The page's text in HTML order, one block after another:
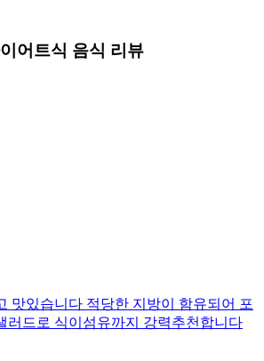
어트식 음식 리뷰
맛있습니다 적당한 지방이 함유되어 포
러드로 식이섬유까지 강력추천합니다